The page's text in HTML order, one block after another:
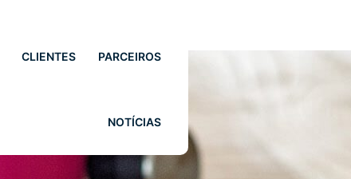
CLIENTES PARCEIROS
NOTÍCIAS